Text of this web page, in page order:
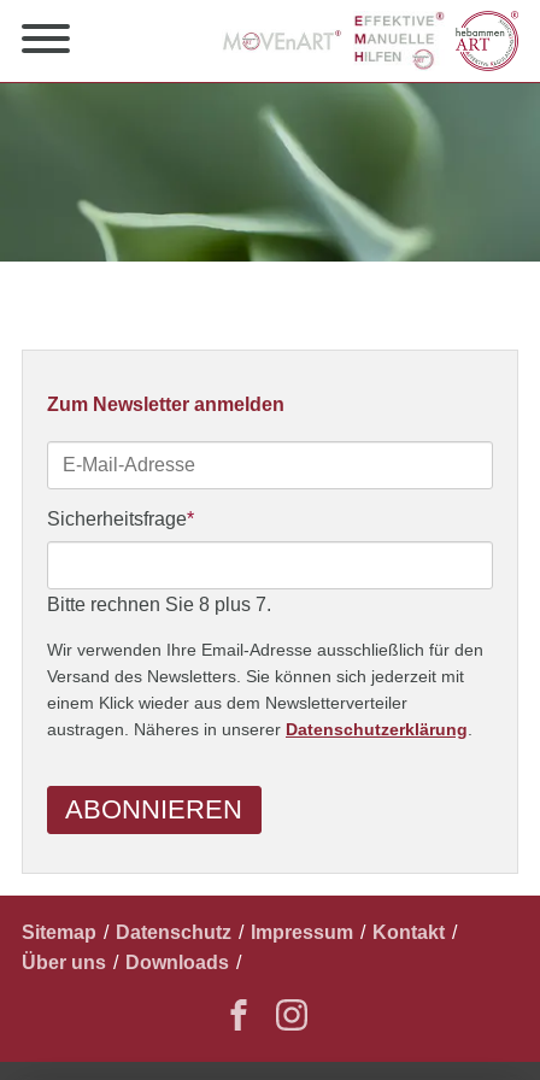
Zum Newsletter anmelden
E-
Mail-
Adresse
Pflichtfeld
Sicherheitsfrage*
Bitte rechnen Sie 8 plus 7.
Wir verwenden Ihre Email-Adresse ausschließlich für den
Versand des Newsletters. Sie können sich jederzeit mit
einem Klick wieder aus dem Newsletterverteiler
austragen. Näheres in unserer Datenschutzerklärung.
ABONNIEREN
Navigation
überspringen
Sitemap Datenschutz Impressum
Kontakt
Über uns
Downloads